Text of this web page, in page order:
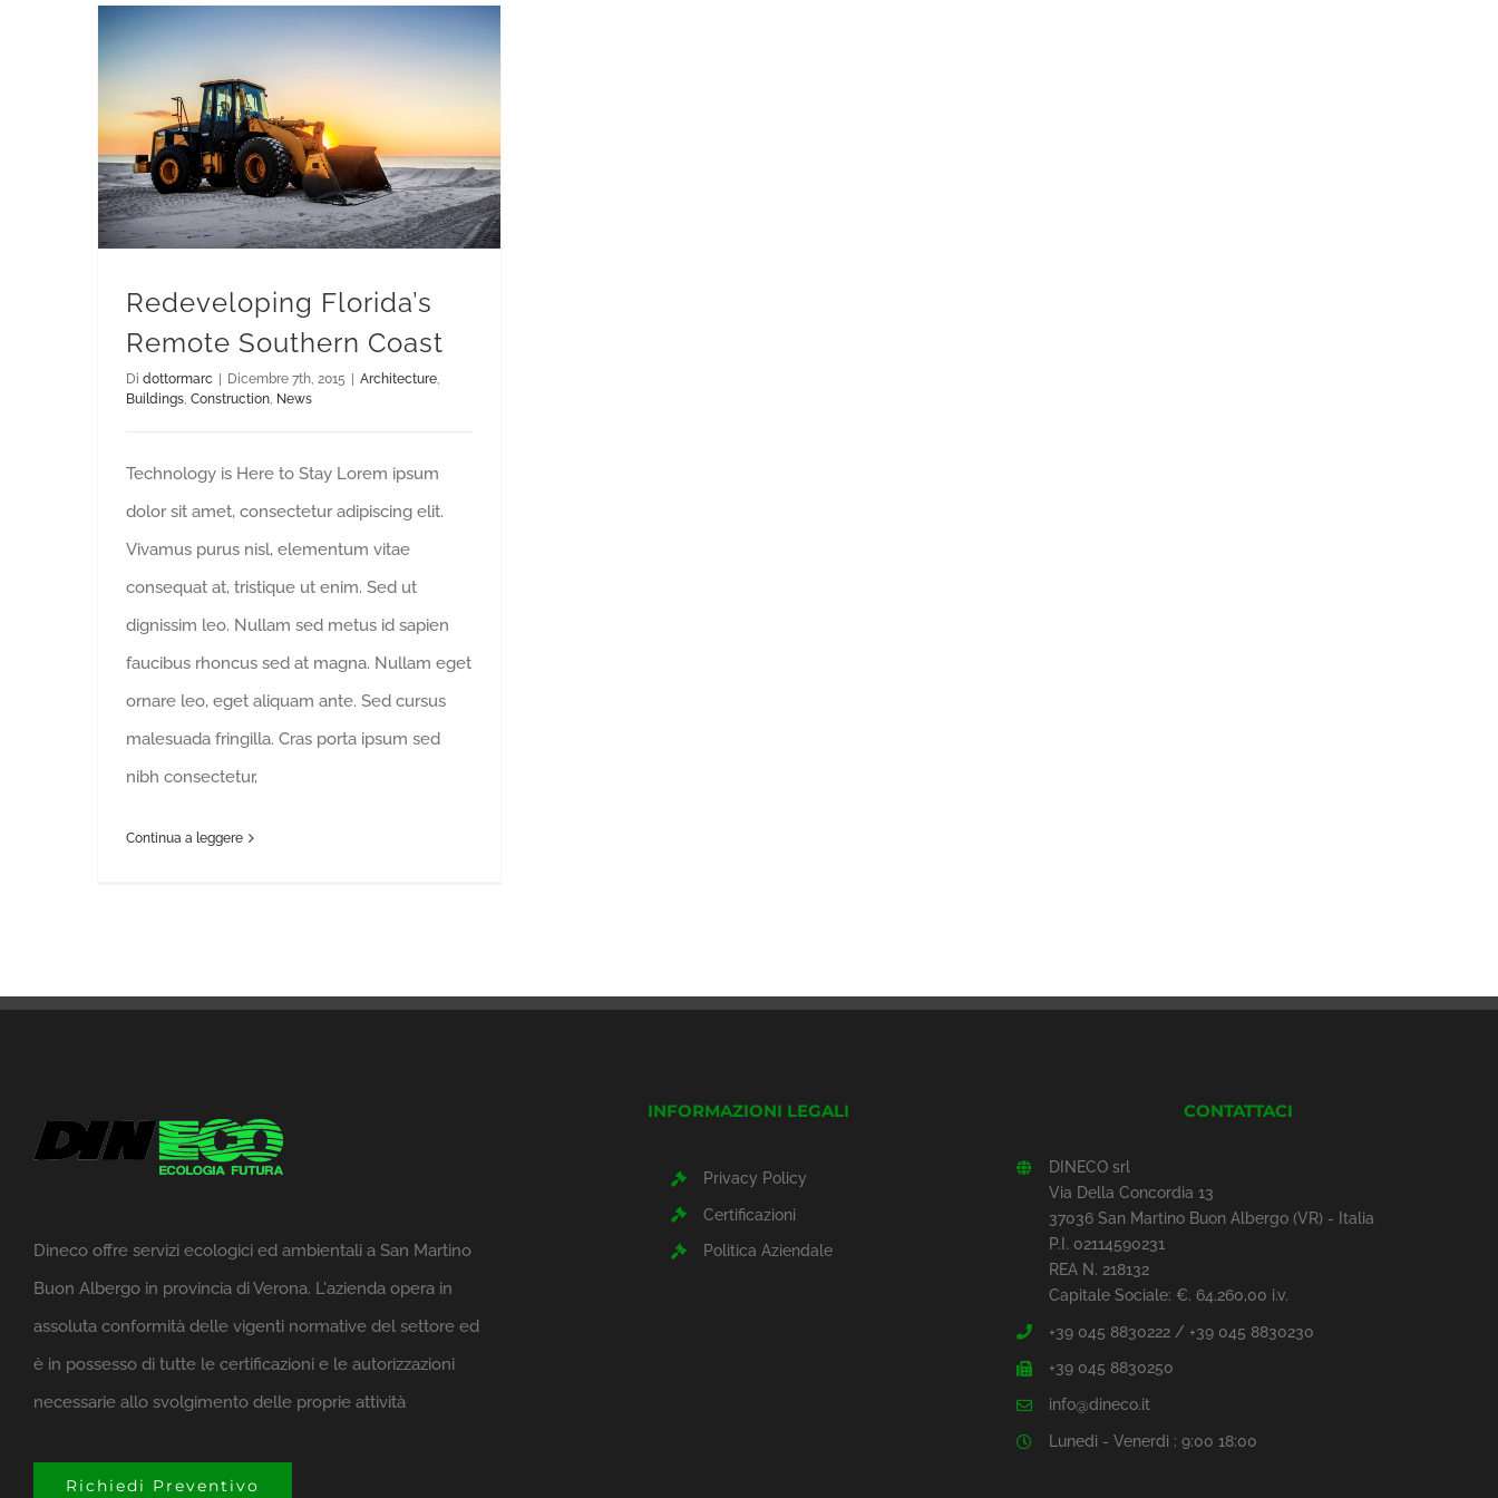
Redeveloping Florida’s
Remote Southern Coast
Di dottormarc | Dicembre 7th, 2015 | Architecture,
Buildings, Construction, News
Technology is Here to Stay Lorem ipsum
dolor sit amet, consectetur adipiscing elit.
Vivamus purus nisl, elementum vitae
consequat at, tristique ut enim. Sed ut
dignissim leo. Nullam sed metus id sapien
faucibus rhoncus sed at magna. Nullam eget
ornare leo, eget aliquam ante. Sed cursus
malesuada fringilla. Cras porta ipsum sed
nibh consectetur,
Continua a leggere
Dineco offre servizi ecologici ed ambientali a San Martino
Buon Albergo in provincia di Verona. L'azienda opera in
assoluta conformità delle vigenti normative del settore ed
è in possesso di tutte le certificazioni e le autorizzazioni
necessarie allo svolgimento delle proprie attività
Richiedi Preventivo
INFORMAZIONI LEGALI
Privacy Policy
Certificazioni
Politica Aziendale
CONTATTACI
DINECO srl
Via Della Concordia 13
37036 San Martino Buon Albergo (VR) - Italia
P.I. 02114590231
REA N. 218132
Capitale Sociale: €. 64.260,00 i.v.
+39 045 8830222 / +39 045 8830230
+39 045 8830250
info@dineco.it
Lunedi - Venerdi : 9:00 18:00